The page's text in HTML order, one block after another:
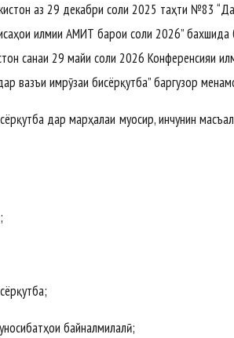
аз 29 декабри соли 2025 таҳти №83
илмии АМИТ барои соли 2026” бахшида
санаи 29 майи соли 2026 Конференсияи
вазъи имрӯзаи бисёрқутба” баргузор
дар марҳалаи муосир, инчунин
байналмилалӣ;